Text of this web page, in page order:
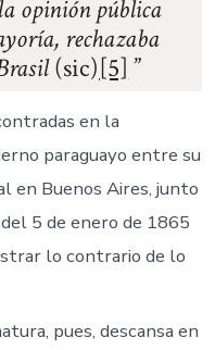
opinión pública
rechazaba
(sic)[5]
en la
paraguayo entre su
en Buenos Aires, junto
5 de enero de 1865
lo contrario de lo
pues, descansa en